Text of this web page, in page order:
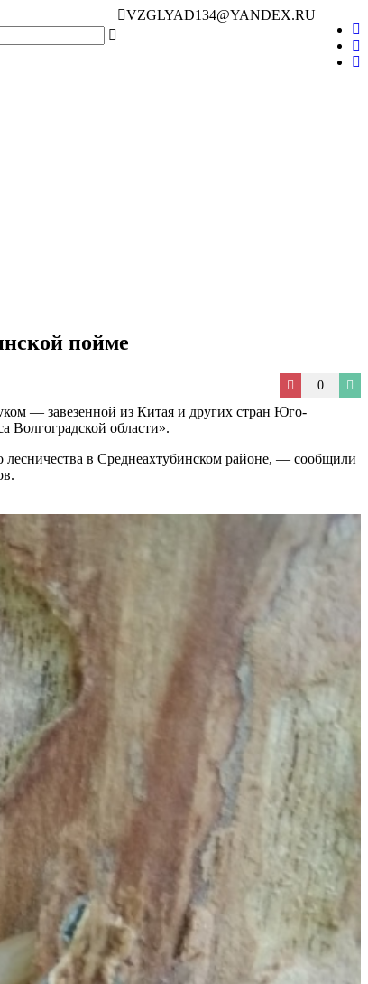
VZGLYAD134@YANDEX.RU
пойме
0
— завезенной из Китая и других стран Юго-
Волгоградской области».
лесничества в Среднеахтубинском районе, — сообщили